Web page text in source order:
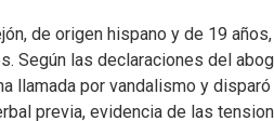
de origen hispano y de 19
Según las declaraciones del
llamada por vandalismo y
previa, evidencia de las